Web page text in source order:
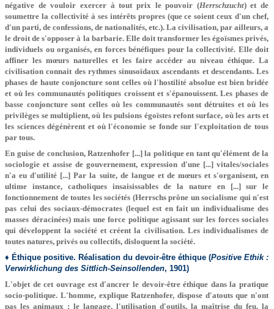
négative de vouloir exercer à tout prix le pouvoir (Herrschzucht) et de
soumettre la collectivité à ses intérêts propres (que ce soient ceux d'un chef,
d'un parti, de confessions, de nationalités, etc.). La civilisation, par ailleurs, a
le droit de s'opposer à la barbarie. Elle doit transformer les égoïsmes privés,
individuels ou organisés, en forces bénéfiques pour la collectivité. Elle doit
affiner les mœurs naturelles et les faire accéder au niveau éthique. La
civilisation connait des rythmes sinusoïdaux ascendants et descendants. Les
phases de haute conjoncture sont celles où l'hostilité absolue est bien bridée
et où les communautés politiques croissent et s'épanouissent. Les phases de
basse conjoncture sont celles où les communautés sont détruites et où les
privilèges se multiplient, où les pulsions égoïstes refont surface, où les arts et
les sciences dégénèrent et où l'économie se fonde sur l'exploitation de tous
par tous.
En guise de conclusion, Ratzenhofer [...] la politique en tant qu'élément de la
sociologie et assise de gouvernement, expression d'une [...] vitales/sociales
n'a eu d'utilité [...] Par la suite, de langue et de mœurs et s'organisent, en
ultime instance, catholiques insaisissables de la nature en [...] sur le
fonctionnement de toutes les sociétés (Herrschs prône un socialisme qui n'est
pas celui des sociaux-démocrates (lequel est en fait un individualisme des
masses déracinées) mais une force politique agissant sur les forces sociales
qui développent la société et créent la civilisation. Les individualismes de
toutes natures, privés ou collectifs, disloquent la société.
♦ Éthique positive. Réalisation du devoir-être éthique (Positive Ethik :
Verwirklichung des Sittlich-Seinsollenden, 1901)
L'objet de cet ouvrage est d'ancrer le devoir-être éthique dans la pratique
socio-politique. L'homme, explique Ratzenhofer, dispose d'atouts que n'ont
pas les animaux : le langage, l'utilisation d'outils, la maîtrise du feu, la